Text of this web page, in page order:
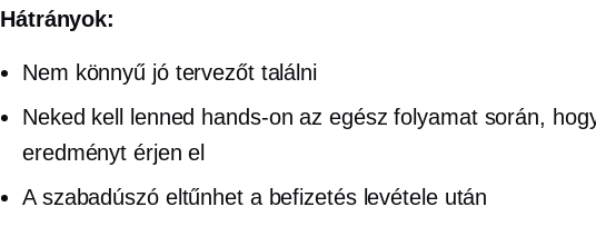
Hátrányok:
Nem könnyű jó tervezőt találni
Neked kell lenned hands-on az egész folyamat során,
eredményt érjen el
A szabadúszó eltűnhet a befizetés levétele után